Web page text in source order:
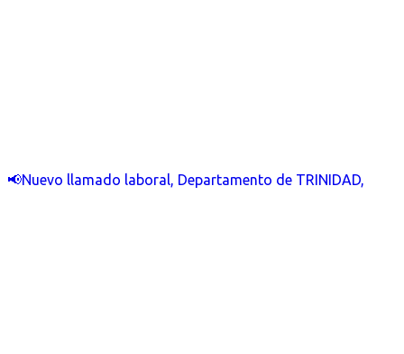
📢Nuevo llamado laboral, Departamento de TRINIDAD,